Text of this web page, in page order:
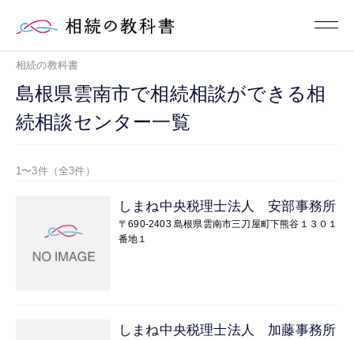
相続の教科書
島根県雲南市で相続相談ができる相
続相談センター一覧
1〜3件（全3件）
しまね中央税理士法人 安部事務所
〒690-2403 島根県雲南市三刀屋町下熊谷１３０１
番地１
しまね中央税理士法人 加藤事務所